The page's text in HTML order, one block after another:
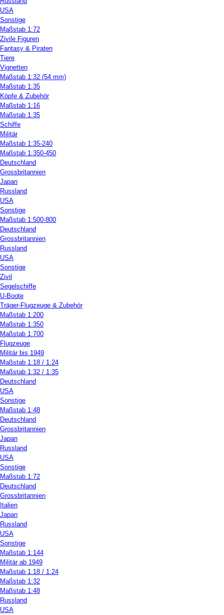
USA
Sonstige
Maßstab 1:72
Zivile Figuren
Fantasy & Piraten
Tiere
Vignetten
Maßstab 1:32 (54 mm)
Maßstab 1:35
Köpfe & Zubehör
Maßstab 1:16
Maßstab 1:35
Schiffe
Militär
Maßstab 1:35-240
Maßstab 1:350-450
Deutschland
Grossbritannien
Japan
Russland
USA
Sonstige
Maßstab 1:500-800
Deutschland
Grossbritannien
Russland
USA
Sonstige
Zivil
Segelschiffe
U-Boote
Träger-Flugzeuge & Zubehör
Maßstab 1:200
Maßstab 1:350
Maßstab 1:700
Flugzeuge
Militär bis 1949
Maßstab 1:18 / 1:24
Maßstab 1:32 / 1:35
Deutschland
USA
Sonstige
Maßstab 1:48
Deutschland
Grossbritannien
Japan
Russland
USA
Sonstige
Maßstab 1:72
Deutschland
Grossbritannien
Italien
Japan
Russland
USA
Sonstige
Maßstab 1:144
Militär ab 1949
Maßstab 1:18 / 1:24
Maßstab 1:32
Maßstab 1:48
Russland
USA